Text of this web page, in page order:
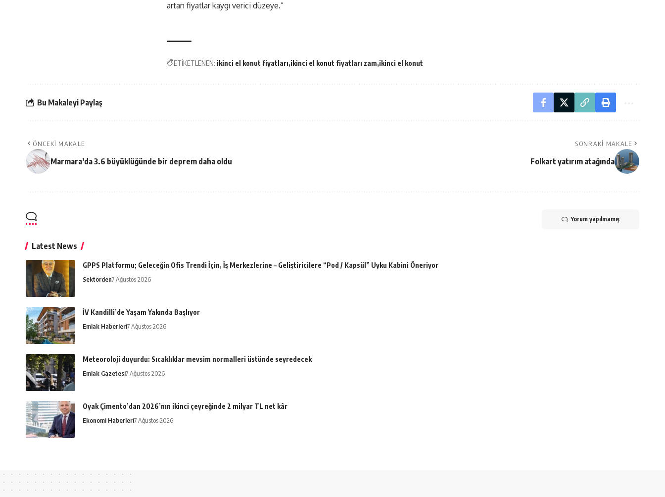
artan fiyatlar kaygı verici düzeye.”
ETİKETLENEN: ikinci el konut fiyatları ikinci el konut fiyatları zam ikinci el konut
Bu Makaleyi Paylaş
ÖNCEKI MAKALE
Marmara’da 3.6 büyüklüğünde bir deprem daha oldu
SONRAKI MAKALE
Folkart yatırım atağında
Yorum yapılmamış
Latest News
GPPS Platformu; Geleceğin Ofis Trendi İçin, İş Merkezlerine – Geliştiricilere “Pod / Kapsül” Uyku Kabini Öneriyor
Sektörden7 Ağustos 2026
İV Kandilli’de Yaşam Yakında Başlıyor
Emlak Haberleri7 Ağustos 2026
Meteoroloji duyurdu: Sıcaklıklar mevsim normalleri üstünde seyredecek
Emlak Gazetesi7 Ağustos 2026
Oyak Çimento’dan 2026’nın ikinci çeyreğinde 2 milyar TL net kâr
Ekonomi Haberleri7 Ağustos 2026